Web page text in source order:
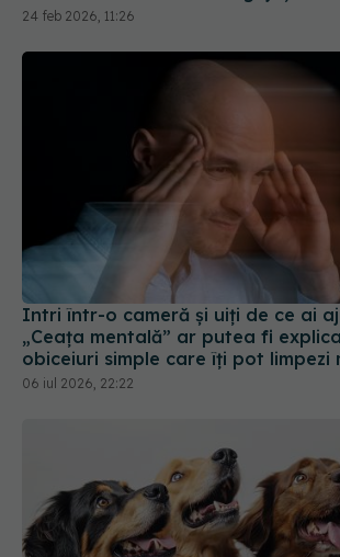
Intri într-o cameră și uiți de ce ai
„Ceața mentală” ar putea fi
obiceiuri simple care îți pot limpezi
06 iul 2026, 22:22